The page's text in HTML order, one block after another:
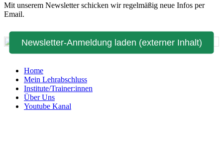
Mit unserem Newsletter schicken wir regelmäßig neue Infos per
Email.
Newsletter-Anmeldung laden (externer Inhalt)
Home
Mein Lehrabschluss
Institute/Trainer:innen
Über Uns
Youtube Kanal